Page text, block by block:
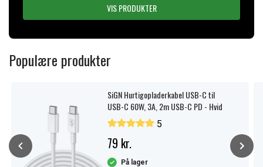
VIS PRODUKTER
Populære produkter
SiGN Hurtigopladerkabel USB-C til
USB-C 60W, 3A, 2m USB-C PD - Hvid
5
79 kr.
På lager